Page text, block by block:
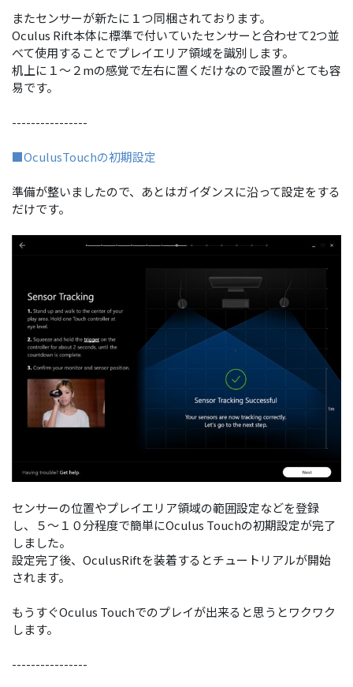
またセンサーが新たに１つ同梱されております。
Oculus Rift本体に標準で付いていたセンサーと合わせて2つ並
べて使用することでプレイエリア領域を識別します。
机上に１～２mの感覚で左右に置くだけなので設置がとても容
易です。
----------------
■OculusTouchの初期設定
準備が整いましたので、あとはガイダンスに沿って設定をする
だけです。
センサーの位置やプレイエリア領域の範囲設定などを登録
し、５～１０分程度で簡単にOculus Touchの初期設定が完了
しました。
設定完了後、OculusRiftを装着するとチュートリアルが開始
されます。
もうすぐOculus Touchでのプレイが出来ると思うとワクワク
します。
----------------